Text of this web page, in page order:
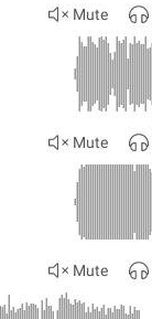
Mute
Mute
Mute